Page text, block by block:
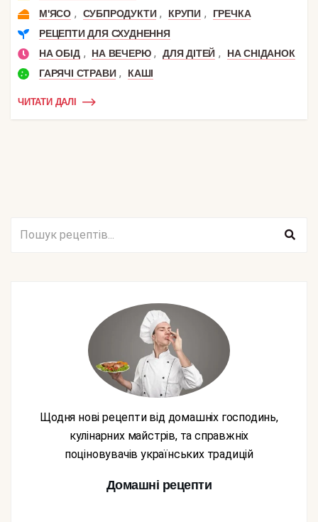
М'ЯСО , СУБПРОДУКТИ , КРУПИ ,
ГРЕЧКА
РЕЦЕПТИ ДЛЯ СХУДНЕННЯ
НА ОБІД , НА ВЕЧЕРЮ , ДЛЯ ДІТЕЙ ,
НА СНІДАНОК
ГАРЯЧІ СТРАВИ , КАШІ
ЧИТАТИ ДАЛІ
Щодня нові рецепти від домашніх господинь,
кулінарних майстрів, та справжніх
поціновувачів українських традицій
Домашні рецепти